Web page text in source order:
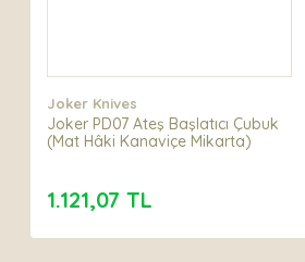
Joker Knives
Joker PD07 Ateş Başlatıcı Çubuk
(Mat Hâki Kanaviçe Mikarta)
1.121,07 TL